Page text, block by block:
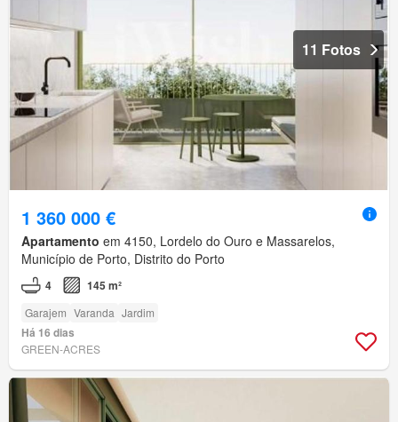
11 Fotos
1 360 000 €
Apartamento em 4150, Lordelo do Ouro e Massarelos,
Município de Porto, Distrito do Porto
4 145 m²
Garajem Varanda Jardim
Há 16 dias
GREEN-ACRES